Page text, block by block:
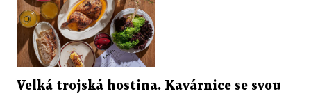
Velká trojská hostina. Kavárnice se svou